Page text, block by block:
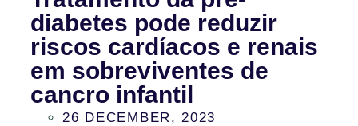
diabetes pode reduzir
riscos cardíacos e renais
em sobreviventes de
cancro infantil
26 DECEMBER, 2023